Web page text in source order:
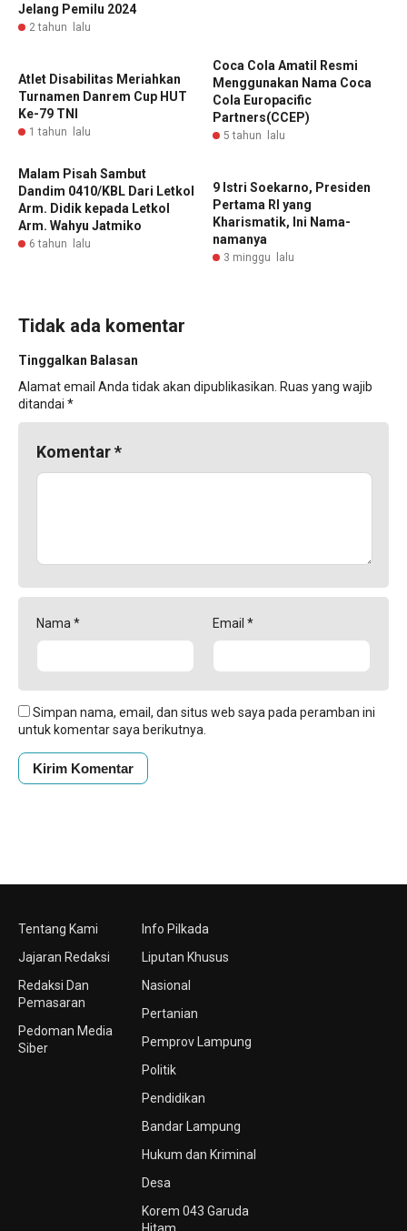
Jelang Pemilu 2024
2 tahun lalu
Atlet Disabilitas Meriahkan
Turnamen Danrem Cup HUT
Ke-79 TNI
1 tahun lalu
Coca Cola Amatil Resmi
Menggunakan Nama Coca
Cola Europacific
Partners(CCEP)
5 tahun lalu
Malam Pisah Sambut
Dandim 0410/KBL Dari Letkol
Arm. Didik kepada Letkol
Arm. Wahyu Jatmiko
6 tahun lalu
9 Istri Soekarno, Presiden
Pertama RI yang
Kharismatik, Ini Nama-
namanya
3 minggu lalu
Tidak ada komentar
Tinggalkan Balasan
Alamat email Anda tidak akan dipublikasikan. Ruas yang wajib
ditandai *
Komentar*
Nama * Email *
Simpan nama, email, dan situs web saya pada peramban ini
untuk komentar saya berikutnya.
Tentang Kami
Jajaran Redaksi
Redaksi Dan
Pemasaran
Pedoman Media
Siber
Info Pilkada
Liputan Khusus
Nasional
Pertanian
Pemprov Lampung
Politik
Pendidikan
Bandar Lampung
Hukum dan Kriminal
Desa
Korem 043 Garuda